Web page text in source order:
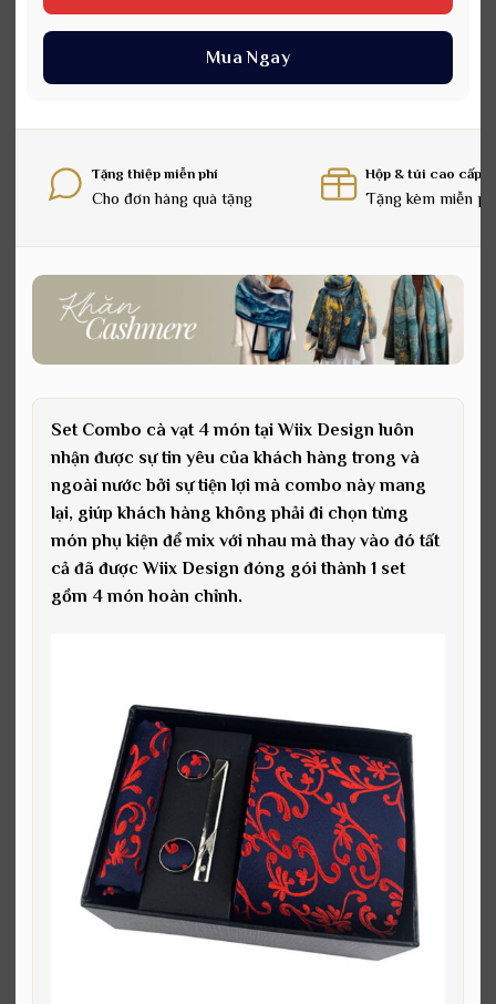
Mua Ngay
Tặng thiệp miễn phí
Cho đơn hàng quà tặng
Hộp & túi cao cấp
Tặng kèm miễn
Set Combo cà vạt 4 món tại Wiix Design luôn
nhận được sự tin yêu của khách hàng trong và
ngoài nước bởi sự tiện lợi mà combo này mang
lại, giúp khách hàng không phải đi chọn từng
món phụ kiện để mix với nhau mà thay vào đó tất
cả đã được Wiix Design đóng gói thành 1 set
gồm 4 món hoàn chỉnh.